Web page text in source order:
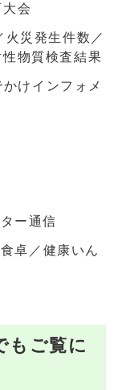
会
災発生件数／
物質検査結果
けインフォメ
ー通信
卓／健康いん
もご覧に